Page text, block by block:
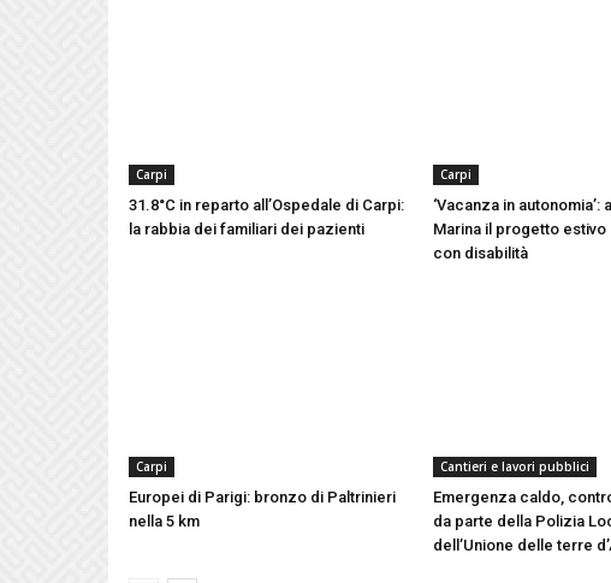
Carpi
31.8°C in reparto all’Ospedale di Carpi:
la rabbia dei familiari dei pazienti
Carpi
‘Vacanza in autonomia’:
Marina il progetto estivo
con disabilità
Carpi
Europei di Parigi: bronzo di Paltrinieri
nella 5 km
Cantieri e lavori pubblici
Emergenza caldo,
da parte della Polizia
dell’Unione delle terre